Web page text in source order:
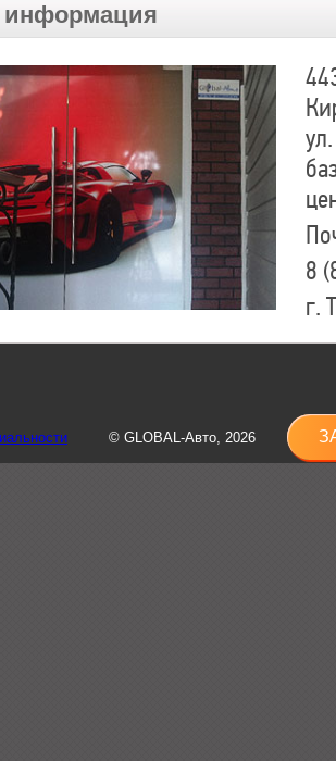
информация
8
г.
8
© GLOBAL-Авто, 2026